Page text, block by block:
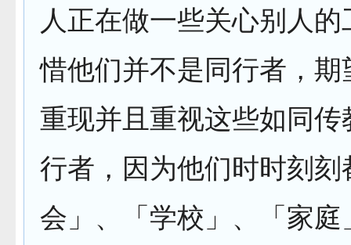
人正在做一些关心别人
惜他们并不是同行者，
重现并且重视这些如同
行者，因为他们时时刻
会」、「学校」、「家庭